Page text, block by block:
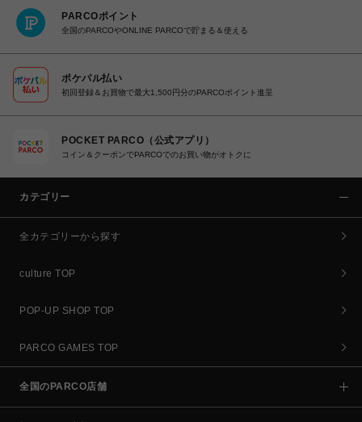
PARCOポイント
全国のPARCOやONLINE PARCOで貯まる＆使える
ポケパル払い
初回登録＆お買物で最大1,500円分のPARCOポイント進呈
POCKET PARCO（公式アプリ）
コイン＆クーポンでPARCOでのお買い物がオトクに
カテゴリー
全カテゴリーから探す
culture TOP
POP-UP SHOP TOP
PARCO GAMES TOP
全国のPARCO店舗